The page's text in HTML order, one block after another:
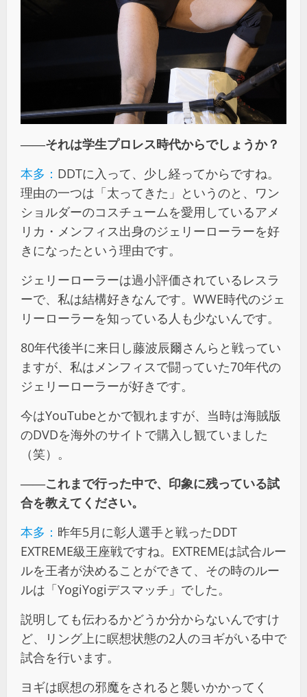
――それは学生プロレス時代からでしょうか？
本多： DDTに入って、少し経ってからですね。
理由の一つは「太ってきた」というのと、ワン
ショルダーのコスチュームを愛用しているアメ
リカ・メンフィス出身のジェリーローラーを好
きになったという理由です。
ジェリーローラーは過小評価されているレスラ
ーで、私は結構好きなんです。WWE時代のジェ
リーローラーを知っている人も少ないんです。
80年代後半に来日し藤波辰爾さんらと戦ってい
ますが、私はメンフィスで闘っていた70年代の
ジェリーローラーが好きです。
今はYouTubeとかで観れますが、当時は海賊版
のDVDを海外のサイトで購入し観ていました
（笑）。
――これまで行った中で、印象に残っている試
合を教えてください。
本多： 昨年5月に彰人選手と戦ったDDT
EXTREME級王座戦ですね。EXTREMEは試合ルー
ルを王者が決めることができて、その時のルー
ルは「YogiYogiデスマッチ」でした。
説明しても伝わるかどうか分からないんですけ
ど、リング上に瞑想状態の2人のヨギがいる中で
試合を行います。
ヨギは瞑想の邪魔をされると襲いかかってく